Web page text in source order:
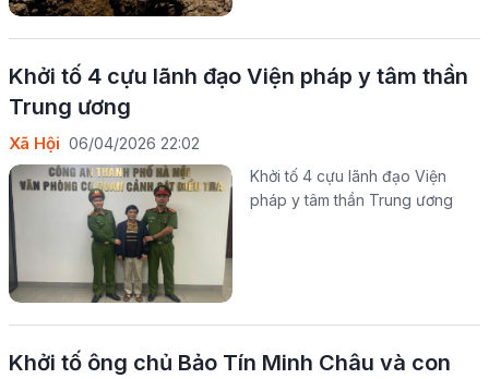
Khởi tố 4 cựu lãnh đạo Viện pháp y tâm thần
Trung ương
Xã Hội 06/04/2026 22:02
Khởi tố 4 cựu lãnh đạo Viện
pháp y tâm thần Trung ương
Khởi tố ông chủ Bảo Tín Minh Châu và con